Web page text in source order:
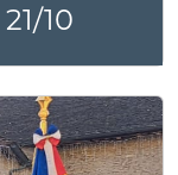
10